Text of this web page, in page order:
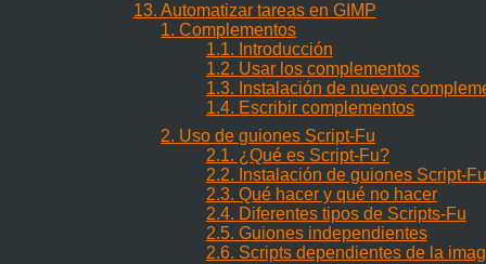
13. Automatizar tareas en GIMP
1. Complementos
1.1. Introducción
1.2. Usar los complementos
1.3. Instalación de nuevos
1.4. Escribir complementos
2. Uso de guiones Script-Fu
2.1. ¿Qué es Script-Fu?
2.2. Instalación de guiones Script-Fu
2.3. Qué hacer y qué no hacer
2.4. Diferentes tipos de Scripts-Fu
2.5. Guiones independientes
2.6. Scripts dependientes de la